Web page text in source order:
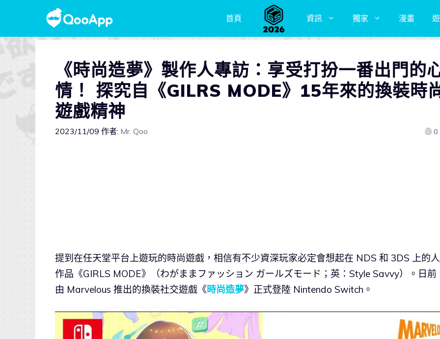
首頁 資訊 獨家 漫畫
《時尚造夢》製作人專訪：享受打扮一番出門的
情！ 探究自《GILRS MODE》15年來的換裝時
遊戲精神
2023/11/09 作者: Mr. Qoo 0
提到在任天堂平台上遊玩的時尚遊戲，相信有不少資深玩家必定會想起在 NDS 和 3DS 上的
作品《GIRLS MODE》（わがままファッション ガールズモード；英：Style Savvy）。日前
由 Marvelous 推出的換裝社交遊戲《時尚造夢》正式登陸 Nintendo Switch。